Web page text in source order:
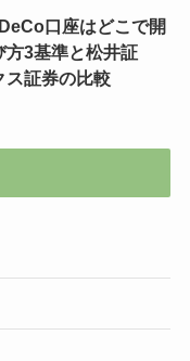
口座はどこで開
方3基準と松井証
ス証券の比較